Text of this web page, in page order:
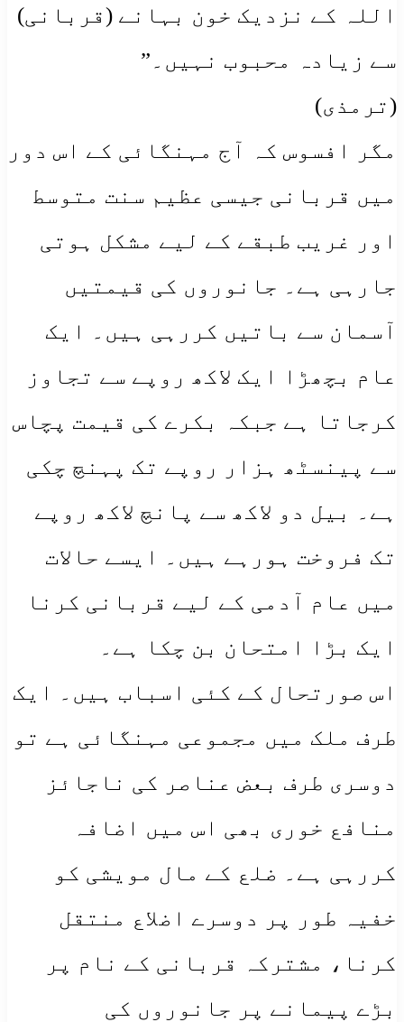
اللہ کے نزدیک خون بہانے (قربانی)
سے زیادہ محبوب نہیں۔”
(ترمذی)
مگر افسوس کہ آج مہنگائی کے اس دور
میں قربانی جیسی عظیم سنت متوسط
اور غریب طبقے کے لیے مشکل ہوتی
جارہی ہے۔ جانوروں کی قیمتیں
آسمان سے باتیں کررہی ہیں۔ ایک
عام بچھڑا ایک لاکھ روپے سے تجاوز
کرجاتا ہے جبکہ بکرے کی قیمت پچاس
سے پینسٹھ ہزار روپے تک پہنچ چکی
ہے۔ بیل دو لاکھ سے پانچ لاکھ روپے
تک فروخت ہورہے ہیں۔ ایسے حالات
میں عام آدمی کے لیے قربانی کرنا
ایک بڑا امتحان بن چکا ہے۔
اس صورتحال کے کئی اسباب ہیں۔ ایک
طرف ملک میں مجموعی مہنگائی ہے تو
دوسری طرف بعض عناصر کی ناجائز
منافع خوری بھی اس میں اضافہ
کررہی ہے۔ ضلع کے مال مویشی کو
خفیہ طور پر دوسرے اضلاع منتقل
کرنا، مشترکہ قربانی کے نام پر
بڑے پیمانے پر جانوروں کی